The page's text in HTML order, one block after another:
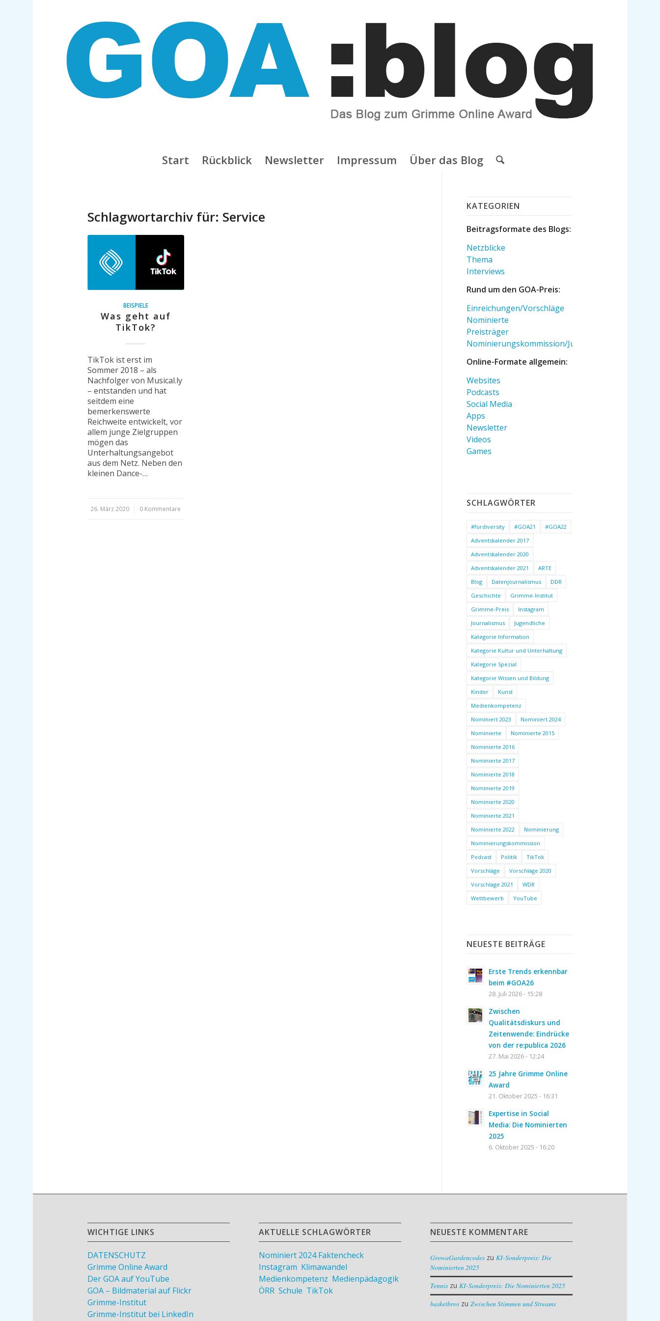
Start Rückblick Newsletter Impressum Über das Blog
Schlagwortarchiv für: Service
BEISPIELE
Was geht auf
TikTok?
TikTok ist erst im
Sommer 2018 – als
Nachfolger von Musical.ly
– entstanden und hat
seitdem eine
bemerkenswerte
Reichweite entwickelt, vor
allem junge Zielgruppen
mögen das
Unterhaltungsangebot
aus dem Netz. Neben den
kleinen Dance-…
26. März 2020
/ 0 Kommentare
KATEGORIEN
Beitragsformate des Blogs:
Netzblicke
Thema
Interviews
Rund um den GOA-Preis:
Einreichungen/Vorschläge
Nominierte
Preisträger
Nominierungskommission/Jury
Online-Formate allgemein:
Websites
Podcasts
Social Media
Apps
Newsletter
Videos
Games
SCHLAGWÖRTER
#fürdiversity #GOA21
#GOA22
Adventskalender 2017
Adventskalender 2020
Adventskalender 2021
ARTE
Blog
Datenjournalismus
DDR
Geschichte
Grimme-Institut
Grimme-Preis
Instagram
Journalismus
Jugendliche
Kategorie Information
Kategorie Kultur und Unterhaltung
Kategorie Spezial
Kategorie Wissen und Bildung
Kinder
Kunst
Medienkompetenz
Nominiert 2023
Nominiert 2024
Nominierte
Nominierte 2015
Nominierte 2016
Nominierte 2017
Nominierte 2018
Nominierte 2019
Nominierte 2020
Nominierte 2021
Nominierte 2022
Nominierung
Nominierungskommission
Podcast
Politik
TikTok
Vorschläge
Vorschläge 2020
Vorschläge 2021
WDR
Wettbewerb
YouTube
NEUESTE BEITRÄGE
Erste Trends erkennbar
beim #GOA26
28. Juli 2026 - 15:28
Zwischen
Qualitätsdiskurs und
Zeitenwende: Eindrücke
von der re:publica 2026
27. Mai 2026 - 12:24
25 Jahre Grimme Online
Award
21. Oktober 2025 - 16:31
Expertise in Social
Media: Die Nominierten
2025
6. Oktober 2025 - 16:20
WICHTIGE LINKS
DATENSCHUTZ
Grimme Online Award
Der GOA auf YouTube
GOA – Bildmaterial auf Flickr
Grimme-Institut
Grimme-Institut bei LinkedIn
AKTUELLE SCHLAGWÖRTER
Nominiert 2024 Faktencheck,
Instagram Klimawandel
Medienkompetenz Medienpädagogik,
ÖRR, Schule TikTok
NEUESTE KOMMENTARE
GrowaGardencodes zuKI-Sonderpreis: Die
Nominierten 2025
Tennis zuKI-Sonderpreis: Die Nominierten 2025
basketbros zuZwischen Stimmen und Streams